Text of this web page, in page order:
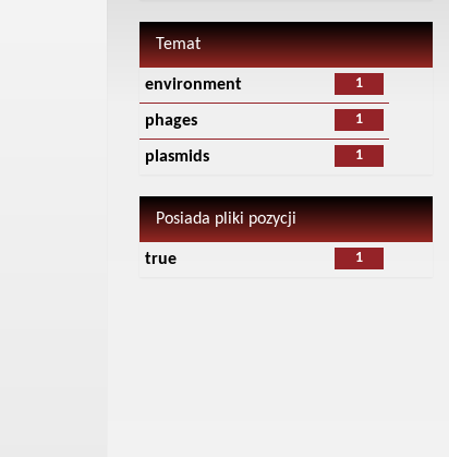
Temat
1
environment
1
phages
1
plasmids
Posiada pliki pozycji
1
true